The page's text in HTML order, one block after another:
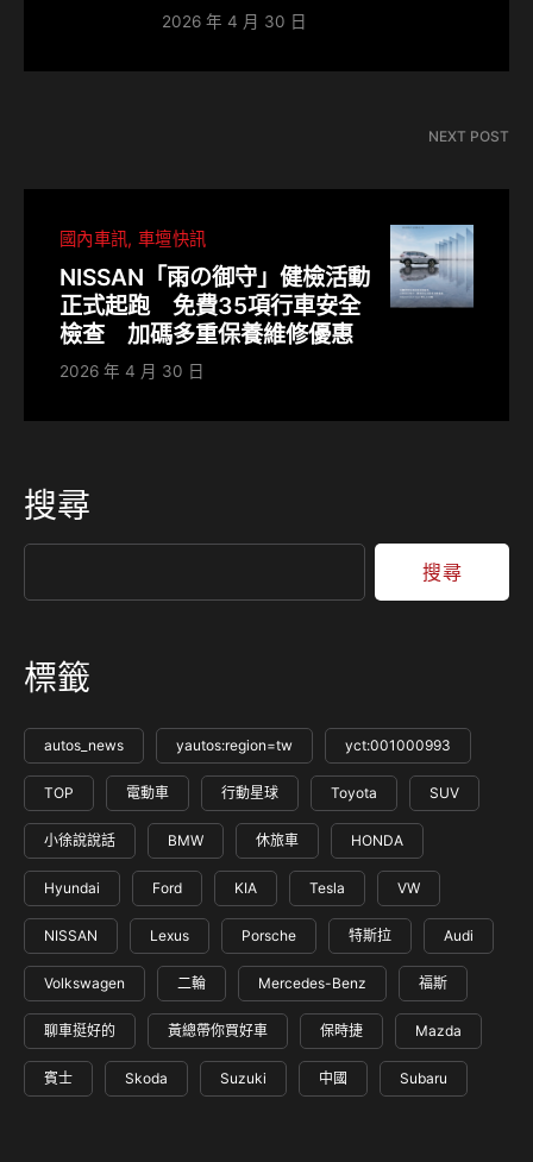
2026 年 4 月 30 日
NEXT POST
國內車訊 車壇快訊
NISSAN「雨の御守」健檢活動
正式起跑 免費35項行車安全
檢查 加碼多重保養維修優惠
2026 年 4 月 30 日
搜尋
搜尋
標籤
autos_news yautos:region=tw yct:001000993
TOP 電動車 行動星球 Toyota SUV
小徐說說話 BMW 休旅車 HONDA
Hyundai Ford KIA Tesla VW
NISSAN Lexus Porsche 特斯拉 Audi
Volkswagen 二輪 Mercedes-Benz 福斯
聊車挺好的 黃總帶你買好車 保時捷 Mazda
賓士 Skoda Suzuki 中國 Subaru